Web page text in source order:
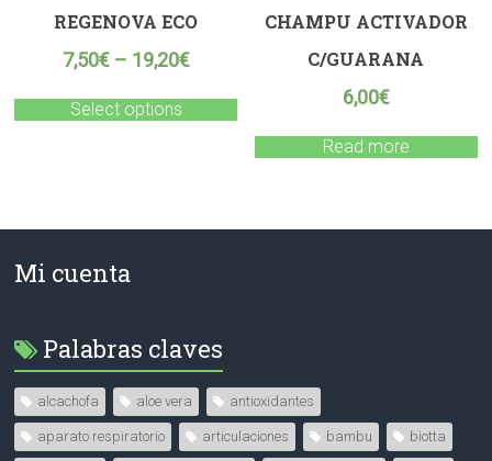
REGENOVA ECO
7,50€– 19,20€
Select options
CHAMPU ACTIVADOR
C/GUARANA
6,00€
Read more
Mi cuenta
Palabras claves
alcachofa aloe vera antioxidantes
aparato respiratorio articulaciones bambu biotta